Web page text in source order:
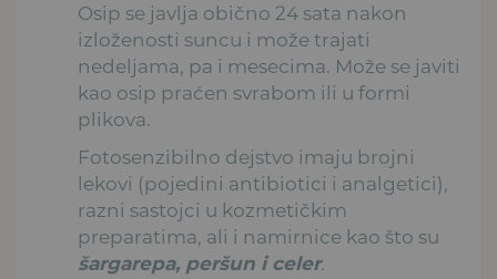
Osip se javlja obično 24 sata nakon
izloženosti suncu i može trajati
nedeljama, pa i mesecima. Može se javiti
kao osip praćen svrabom ili u formi
plikova.
Fotosenzibilno dejstvo imaju brojni
lekovi (pojedini antibiotici i analgetici),
razni sastojci u kozmetičkim
preparatima, ali i namirnice kao što su
šargarepa, peršun i celer.